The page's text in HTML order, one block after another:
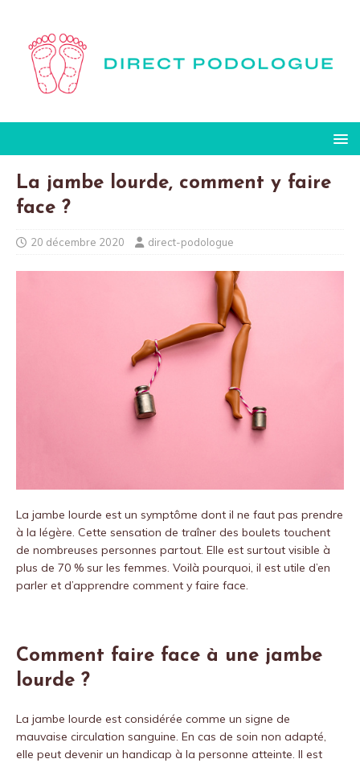
La jambe lourde, comment y faire
face ?
20 décembre 2020 direct-podologue
La jambe lourde est un symptôme dont il ne faut pas prendre
à la légère. Cette sensation de traîner des boulets touchent
de nombreuses personnes partout. Elle est surtout visible à
plus de 70 % sur les femmes. Voilà pourquoi, il est utile d’en
parler et d’apprendre comment y faire face.
Comment faire face à une jambe
lourde ?
La jambe lourde est considérée comme un signe de
mauvaise circulation sanguine. En cas de soin non adapté,
elle peut devenir un handicap à la personne atteinte. Il est